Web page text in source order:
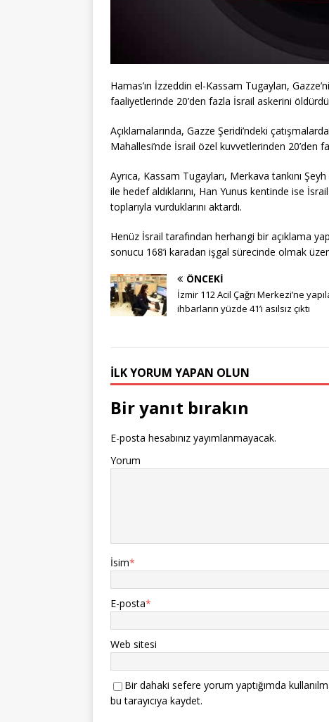
Hamas’ın İzzeddin el-Kassam Tugayları,
faaliyetlerinde 20’den fazla İsrail askerini
Açıklamalarında, Gazze Şeridi’ndeki
Mahallesi’nde İsrail özel kuvvetlerinden 20’den
Ayrıca, Kassam Tugayları, Merkava tankını Şeyh
ile hedef aldıklarını, Han Yunus kentinde ise
toplarıyla vurduklarını aktardı.
Henüz İsrail tarafından herhangi bir açıklama
sonucu 168’i karadan işgal sürecinde olmak
ÖNCEKI
İzmir 112 Acil Çağrı Merkezi’ne
ihbarların yüzde 41’i asılsız çıktı
İLK YORUM YAPAN OLUN
Bir yanıt bırakın
E-posta hesabınız yayımlanmayacak.
Yorum
İsim*
E-posta*
Web sitesi
Bir dahaki sefere yorum yaptığımda
bu tarayıcıya kaydet.